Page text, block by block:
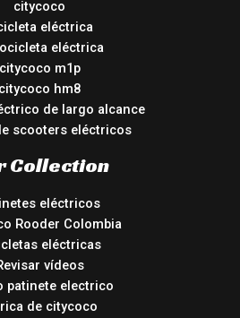
citycoco
eléctrica
eléctrica
citycoco m1p
citycoco hm8
de largo alcance
scooters eléctricos
Collection
eléctricos
Rooder Colombia
eléctricas
vídeos
patinete electrico
de citycoco